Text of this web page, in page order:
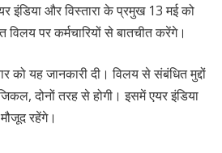
इंडिया और विस्तारा के प्रमुख 13 मई को
विलय पर कर्मचारियों से बातचीत करेंगे।
को यह जानकारी दी। विलय से संबंधित मुद्दों
दोनों तरह से होगी। इसमें एयर इंडिया
रहेंगे।